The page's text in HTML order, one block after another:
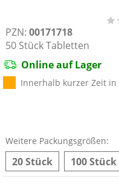
PZN: 00171718
50 Stück Tabletten
Online auf Lager
Innerhalb kurzer Zeit in
Weitere Packungsgrößen:
20 Stück 100 Stück